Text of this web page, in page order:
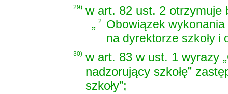
29) w art. 82 ust. 2 otrzymuje
„2. Obowiązek
na dyrektorze szkoły i
30) w art. 83 w ust. 1 wyrazy
nadzorujący szkołę”
szkoły”;